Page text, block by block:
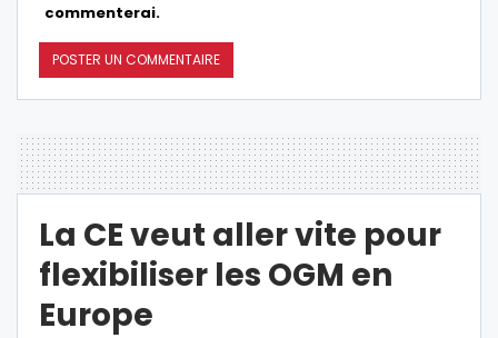
commenterai.
La CE veut aller vite pour
flexibiliser les OGM en
Europe